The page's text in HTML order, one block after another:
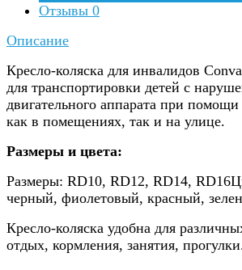
Отзывы 0
Описание
Кресло-коляска для инвалидов
для транспортировки детей с
двигательного аппарата при
как в помещениях, так и на улице.
Размеры и цвета:
Размеры: RD10, RD12, RD14,
черный, фиолетовый, красный,
Кресло-коляска удобна для
отдых, кормления, занятия,